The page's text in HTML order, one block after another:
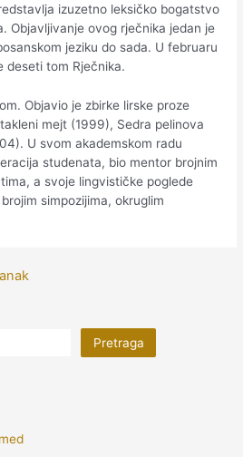
izuzetno leksičko bogatstvo
Objavljivanje ovog rječnika jedan je
jeziku do sada. U februaru
deseti tom Rječnika.
Objavio je zbirke lirske proze
mejt (1999), Sedra pelinova
U svom akademskom radu
studenata, bio mentor brojnim
a svoje lingvističke poglede
simpozijima, okruglim
Pretraga